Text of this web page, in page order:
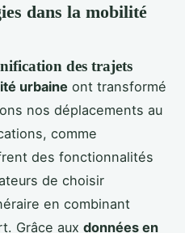
dans la mobilité
des trajets
urbaine ont transformé
nos déplacements au
comme
des fonctionnalités
de choisir
en combinant
Grâce aux données en